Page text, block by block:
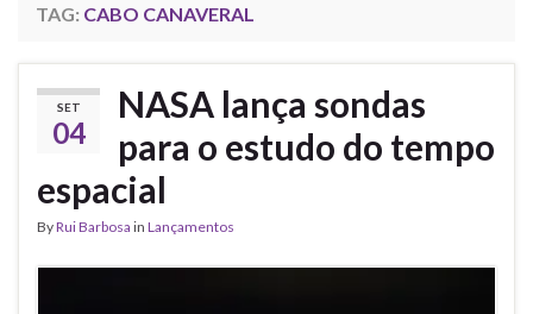
TAG: CABO CANAVERAL
SET
04
NASA lança sondas
para o estudo do tempo
espacial
ByRui Barbosa in Lançamentos